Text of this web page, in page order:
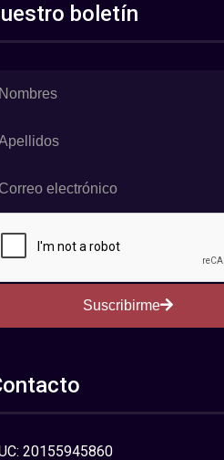
boletín
Suscribirme
20155945860